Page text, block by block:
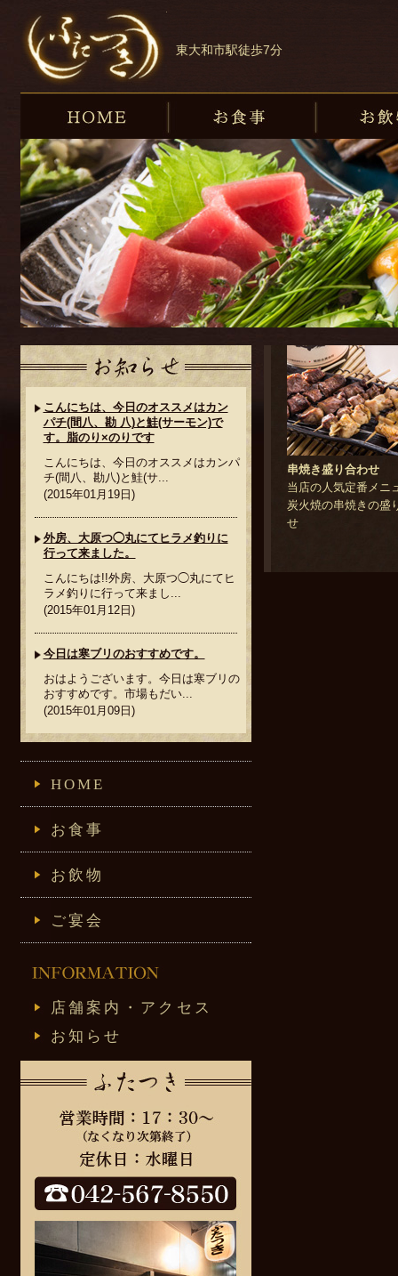
東大和市駅徒歩7分
HOME お食事
串焼き盛り合わせ
当店の人気定番メニ
炭火焼の串焼きの盛
せ
こんにちは、今日のオススメはカン
パチ(間八、勘 八)と鮭(サーモン)で
す。脂のり×のりです
こんにちは、今日のオススメはカンパ
チ(間八、勘八)と鮭(サ...
(2015年01月19日)
外房、大原つ◯丸にてヒラメ釣りに
行って来ました。
こんにちは!!外房、大原つ◯丸にてヒ
ラメ釣りに行って来まし...
(2015年01月12日)
今日は寒ブリのおすすめです。
おはようございます。今日は寒ブリの
おすすめです。市場もだい...
(2015年01月09日)
HOME
お食事
お飲物
ご宴会
店舗案内・アクセス
お知らせ